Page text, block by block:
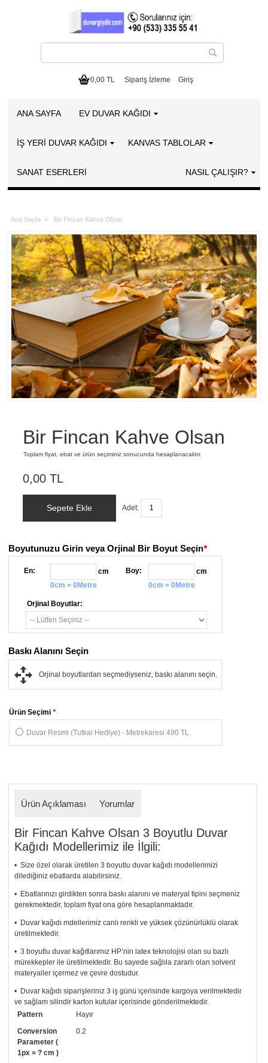
0,00 TL Sipariş İzleme Giriş
ANA SAYFA EV DUVAR KAĞIDI
İŞ YERİ DUVAR KAĞIDI KANVAS TABLOLAR
SANAT ESERLERI NASIL ÇALIŞIR?
Ana Sayfa » Bir Fincan Kahve Olsan
Bir Fincan Kahve Olsan
Toplam fiyat, ebat ve ürün seçiminiz sonucunda hesaplanacaktır.
0,00 TL
Sepete Ekle Adet:
Boyutunuzu Girin veya Orjinal Bir Boyut Seçin*
En:
cm
0cm = 0Metre
Boy:
cm
0cm = 0Metre
Orjinal Boyutlar:
*
Ürün Seçimi
Duvar Resmi (Tutkal Hediye) - Metrekaresi 490 TL
Baskı Alanını Seçin
Orjinal boyutlardan seçmediyseniz, baskı alanını seçin.
Ürün Açıklaması Yorumlar
Bir Fincan Kahve Olsan 3 Boyutlu Duvar
Kağıdı Modellerimiz ile İlgili:
• Size özel olarak üretilen 3 boyutlu duvar kağıdı modellerimizi
dilediğiniz ebatlarda alabilirsiniz.
• Ebatlarınızı girdikten sonra baskı alanını ve materyal tipini seçmeniz
gerekmektedir, toplam fiyat ona göre hesaplanmaktadır.
• Duvar kağıdı mdellerimiz canlı renkli ve yüksek çözünürlüklü olarak
üretilmektedir.
• 3 boyutlu duvar kağıtlarımız HP’nin latex teknolojisi olan su bazlı
mürekkepler ile üretilmektedir. Bu sayede sağlıla zararlı olan solvent
materyaller içermez ve çevre dostudur.
• Duvar kağıdı siparişleriniz 3 iş günü içerisinde kargoya verilmektedir
ve sağlam silindir karton kutular içerisinde gönderilmektedir.
• Tutkalınız, siparişiniz ile birlikte ücretsiz olarak gönderilecektir.
Uygulaması standart duvar kağıdı ile aynıdır. Siparişiniz ile birlikte
uygulama kılavuzu da gönderilecektir.
Pattern
Hayır
Conversion
Parameter (
1px = ? cm )
0.2